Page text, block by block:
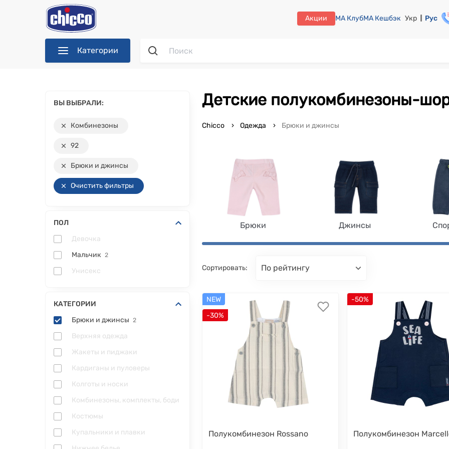
Акции МА КлубМА Кешбэк Укр Рус
Категории
ВЫ ВЫБРАЛИ:
Комбинезоны
92
Брюки и джинсы
Очистить фильтры
ПОЛ
Девочка
Мальчик 2
Унисекс
КАТЕГОРИИ
Брюки и джинсы 2
Верхняя одежда
Жакеты и пиджаки
Кардиганы и пуловеры
Колготы и носки
Комбинезоны, комплекты, боди
Костюмы
Купальники и плавки
Детские полукомбинезоны-
Chicco Одежда Брюки и джинсы
Брюки Джинсы
Сортировать: по рейтингу
NEW
-30%
Полукомбинезон Rossano
-50%
Полукомбинезон